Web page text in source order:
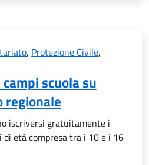
, Protezione Civile,
scuola su
iscriversi gratuitamente i
di età compresa tra i 10 e i 16